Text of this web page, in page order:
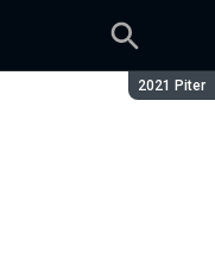
Сезон:
2021 Piter